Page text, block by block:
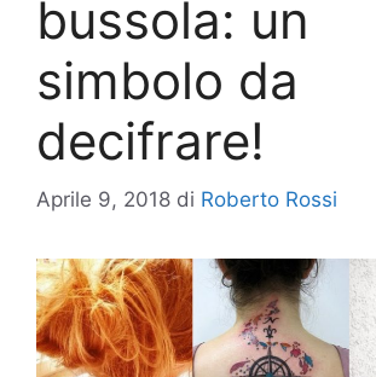
bussola: un
simbolo da
decifrare!
Aprile 9, 2018 di Roberto Rossi